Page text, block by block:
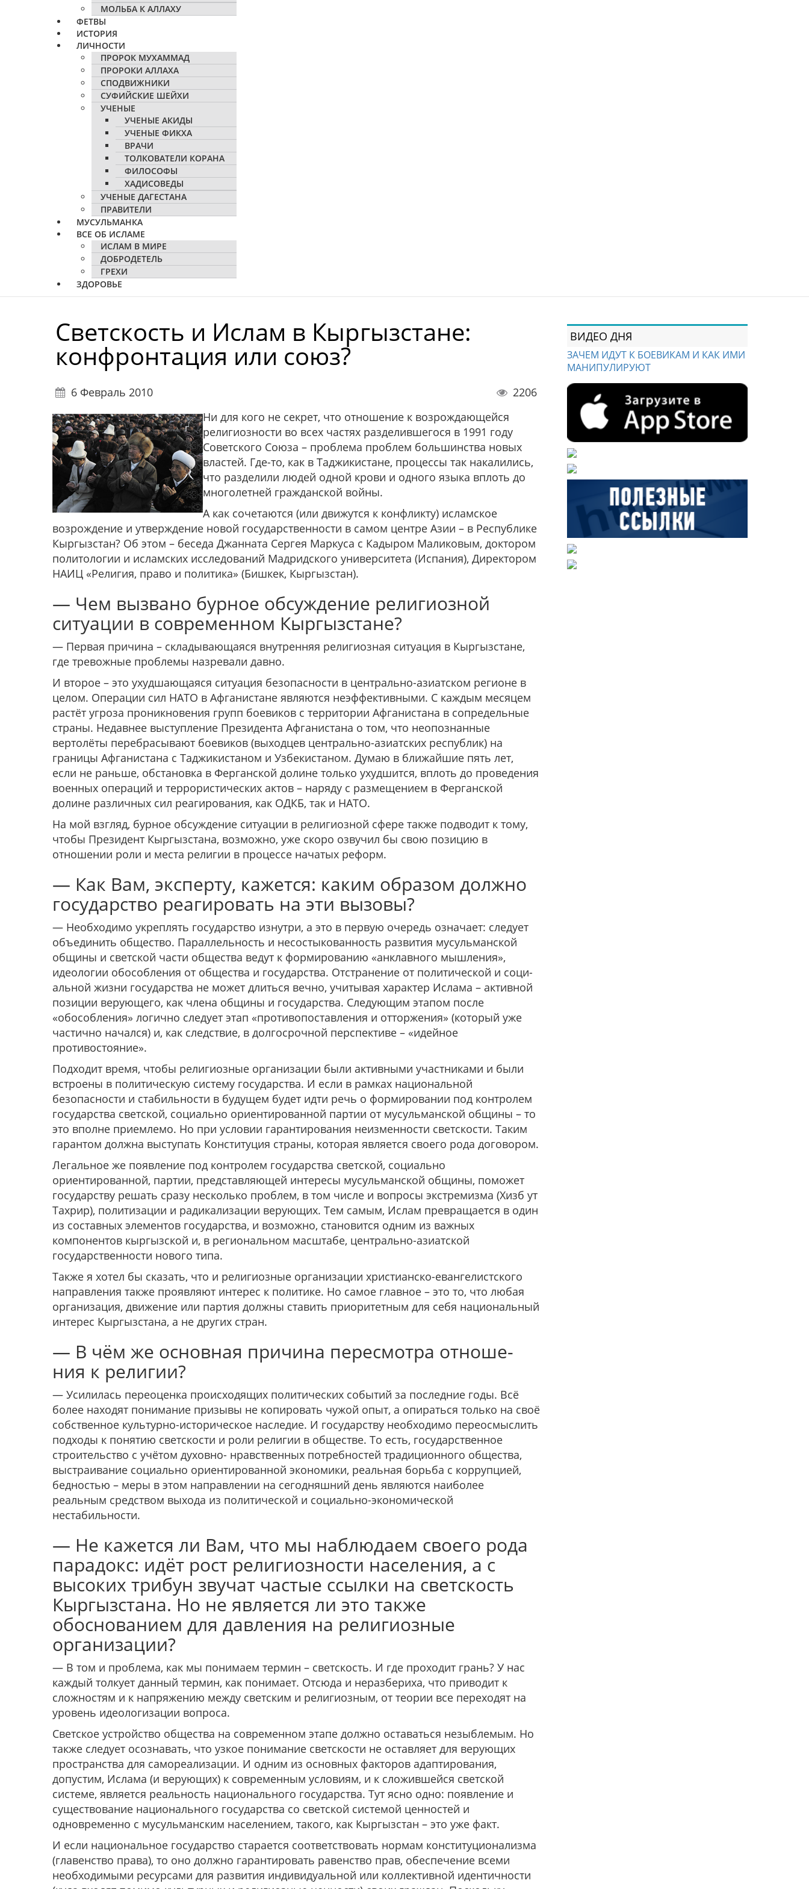
МОЛЬБА К АЛЛАХУ
ФЕТВЫ
ИСТОРИЯ
ЛИЧНОСТИ
ПРОРОК МУХАММАД
ПРОРОКИ АЛЛАХА
СПОДВИЖНИКИ
СУФИЙСКИЕ ШЕЙХИ
УЧЕНЫЕ
УЧЕНЫЕ АКИДЫ
УЧЕНЫЕ ФИКХА
ВРАЧИ
ТОЛКОВАТЕЛИ КОРАНА
ФИЛОСОФЫ
ХАДИСОВЕДЫ
УЧЕНЫЕ ДАГЕСТАНА
ПРАВИТЕЛИ
МУСУЛЬМАНКА
ВСЕ ОБ ИСЛАМЕ
ИСЛАМ В МИРЕ
ДОБРОДЕТЕЛЬ
ГРЕХИ
ЗДОРОВЬЕ
Светскость и Ислам в Кыргызстане:
конфронтация или союз?
6 Февраль 2010
2206
Ни для кого не секрет, что отношение к возрождающейся
религиозности во всех частях разделившегося в 1991 году
Советского Союза – проблема проблем большинства новых
властей. Где-то, как в Таджикиста­не, процессы так накалились,
что разделили людей одной крови и одного языка вплоть до
многолетней гражданской войны.
А как сочетаются (или движутся к конфликту) исламское
возрождение и утверждение новой государствен­ности в самом центре Азии – в Республике
Кыргызстан? Об этом – беседа Джанната Сергея Маркуса с Кады­ром Маликовым, доктором
политологии и исламских исследований Мадридского университета (Испания), Директором
НАИЦ «Религия, право и политика» (Бишкек, Кыргызстан).
— Чем вызвано бурное обсуждение религиозной
ситуации в современном Кыргызстане?
— Первая причина – складывающаяся внутрен­няя религиозная ситуация в Кыргызстане,
где тревожные проблемы назревали давно.
И второе – это ухудшающаяся ситуация безо­пасности в центрально-азиатском регионе в
це­лом. Операции сил НАТО в Афганистане являются неэффективными. С каждым месяцем
растёт угро­за проникновения групп боевиков с территории Афганистана в сопредельные
страны. Недавнее выступление Президента Афганистана о том, что неопознанные
вертолёты перебрасывают боеви­ков (выходцев центрально-азиатских республик) на
границы Афганистана с Таджикистаном и Узбе­кистаном. Думаю в ближайшие пять лет,
если не раньше, обстановка в Ферганской долине только ухудшится, вплоть до проведения
военных опе­раций и террористических актов – наряду с раз­мещением в Ферганской
долине различных сил реагирования, как ОДКБ, так и НАТО.
На мой взгляд, бурное обсуждение ситу­ации в религиозной сфере также подводит к тому,
чтобы Президент Кыргызстана, воз­можно, уже скоро озвучил бы свою позицию в
отношении роли и места религии в процессе начатых реформ.
— Как Вам, эксперту, кажется: каким образом должно
государство реагировать на эти вызовы?
— Необходимо укреплять государство изнутри, а это в первую очередь означает: следует
объеди­нить общество. Параллельность и несостыкован­ность развития мусульманской
общины и светской части общества ведут к формированию «анклавного мышления»,
идеологии обособления от общества и государства. Отстранение от политической и соци­
альной жизни государства не может длиться вечно, учитывая характер Ислама – активной
позиции верующего, как члена общины и государства. Следу­ющим этапом после
«обособления» логично следует этап «противопоставления и отторжения» (который уже
частично начался) и, как следствие, в долго­срочной перспективе – «идейное
противостояние».
Подходит время, чтобы религиозные организа­ции были активными участниками и были
встро­ены в политическую систему государства. И если в рамках национальной
безопасности и стабильнос­ти в будущем будет идти речь о формировании под контролем
государства светской, социально ориен­тированной партии от мусульманской общины – то
это вполне приемлемо. Но при условии гарантиро­вания неизменности светскости. Таким
гарантом должна выступать Конституция страны, которая является своего рода договором.
Легальное же появление под контролем госу­дарства светской, социально
ориентированной, партии, представляющей интересы мусульманской общины, поможет
государству решать сразу не­сколько проблем, в том числе и вопросы экстремиз­ма (Хизб ут
Тахрир), политизации и радикализации верующих. Тем самым, Ислам превращается в один
из составных элементов государства, и возможно, становится одним из важных
компонентов кыргыз­ской и, в региональном масштабе, центрально-ази­атской
государственности нового типа.
Также я хотел бы сказать, что и религиозные организации христианско-евангелистского
направ­ления также проявляют интерес к политике. Но самое главное – это то, что любая
организация, дви­жение или партия должны ставить приоритетным для себя национальный
интерес Кыргызстана, а не других стран.
— В чём же основная причина пересмотра отноше­
ния к религии?
— Усилилась переоценка происходящих поли­тических событий за последние годы. Всё
более находят понимание призывы не копировать чужой опыт, а опираться только на своё
собственное культурно-историческое наследие. И государству необходимо переосмыслить
подходы к понятию светскости и роли религии в обществе. То есть, государственное
строительство с учётом духовно- нравственных потребностей традиционного обще­ства,
выстраивание социально ориентированной экономики, реальная борьба с коррупцией,
беднос­тью – меры в этом направлении на сегодняшний день являются наиболее
реальным средством вы­хода из политической и социально-экономической
нестабильности.
— Не кажется ли Вам, что мы наблюдаем своего рода
парадокс: идёт рост религиозности населе­ния, а с
высоких трибун звучат частые ссылки на светскость
Кыргызстана. Но не является ли это также
обоснованием для давления на религи­озные
организации?
— В том и проблема, как мы понимаем термин – светскость. И где проходит грань? У нас
каждый толкует данный термин, как понимает. Отсюда и не­разбериха, что приводит к
сложностям и к напряже­нию между светским и религиозным, от теории все переходят на
уровень идеологизации вопроса.
Светское устройство общества на современном этапе должно оставаться незыблемым. Но
также сле­дует осознавать, что узкое понимание светскости не оставляет для верующих
пространства для самореа­лизации. И одним из основных факторов адаптиро­вания,
допустим, Ислама (и верующих) к современ­ным условиям, и к сложившейся светской
системе, является реальность национального государства. Тут ясно одно: появление и
существование нацио­нального государства со светской системой ценнос­тей и
одновременно с мусульманским населением, такого, как Кыргызстан – это уже факт.
И если национальное государство старается соот­ветствовать нормам конституционализма
(главенс­тво права), то оно должно гарантировать равенство прав, обеспечение всеми
необходимыми ресурсами для развития индивидуальной или коллективной идентичности
ВИДЕО ДНЯ
ЗАЧЕМ ИДУТ К БОЕВИКАМ И КАК ИМИ
МАНИПУЛИРУЮТ